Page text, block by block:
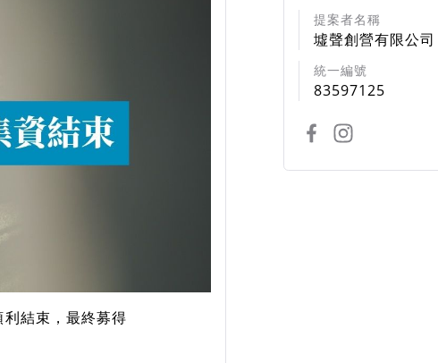
結束，最終募得
提案者名稱
墟聲創營有限公司
統一編號
83597125